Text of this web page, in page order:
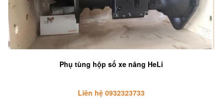
Phụ tùng hộp số xe nâng HeLi
Liên hệ 0932323733